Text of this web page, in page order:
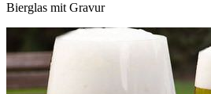
Bierglas mit Gravur